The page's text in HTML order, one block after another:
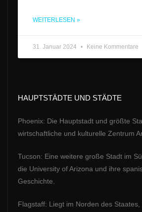
WEITERLESEN »
31. Januar 2024 Keine Kommentare
HAUPTSTÄDTE UND STÄDTE
Phoenix: Die Hauptstadt und größte
wirtschaftliche und kulturelle Zentrum
Tucson: Eine weitere große Stadt im
die University of Arizona und ihre
Geschichte.
Flagstaff: Liegt im Norden des